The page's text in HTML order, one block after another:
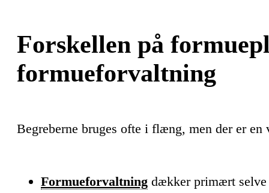
Forskellen på
formueforvaltning
Begreberne bruges ofte i flæng, men der er
Formueforvaltning dækker primært selve